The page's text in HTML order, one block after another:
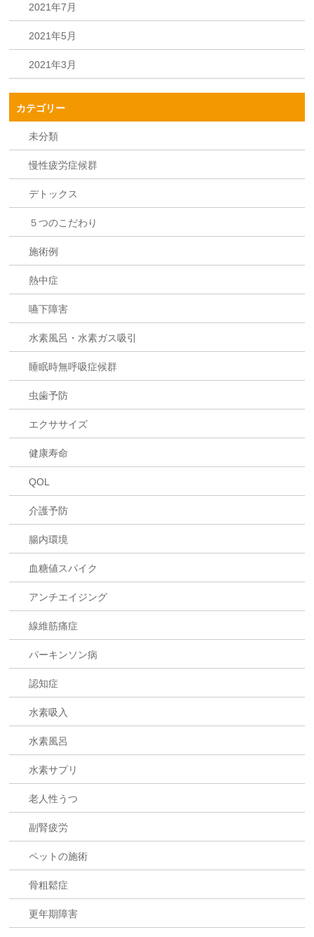
2021年7月
2021年5月
2021年3月
カテゴリー
未分類
慢性疲労症候群
デトックス
５つのこだわり
施術例
熱中症
嚥下障害
水素風呂・水素ガス吸引
睡眠時無呼吸症候群
虫歯予防
エクササイズ
健康寿命
QOL
介護予防
腸内環境
血糖値スパイク
アンチエイジング
線維筋痛症
パーキンソン病
認知症
水素吸入
水素風呂
水素サプリ
老人性うつ
副腎疲労
ペットの施術
骨粗鬆症
更年期障害